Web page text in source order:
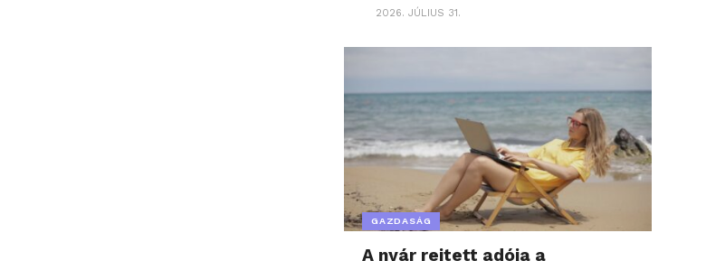
2026. JÚLIUS 31.
GAZDASÁG
A nyár rejtett adója a